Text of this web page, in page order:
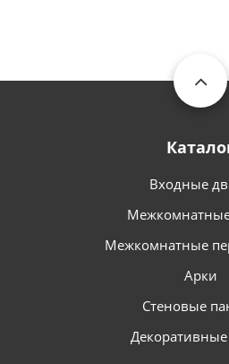
Входные
Межкомнатные
Арки
Стеновые